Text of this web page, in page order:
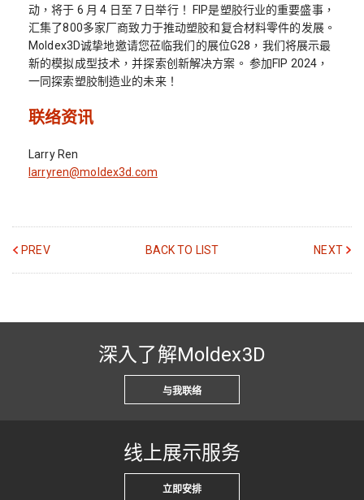
动，将于 6 月 4 日至 7 日举行！ FIP是塑胶行业的重要盛事，
汇集了800多家厂商致力于推动塑胶和复合材料零件的发展。
Moldex3D诚挚地邀请您莅临我们的展位G28，我们将展示最
新的模拟成型技术，并探索创新解决方案。 参加FIP 2024，
一同探索塑胶制造业的未来！
联络资讯
Larry Ren
larryren@moldex3d.com
PREV BACK TO LIST NEXT
深入了解Moldex3D
与我联络
线上展示服务
立即安排